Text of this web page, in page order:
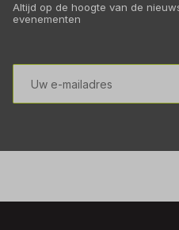
Altijd op de hoogte van de
evenementen
E-
mailadres